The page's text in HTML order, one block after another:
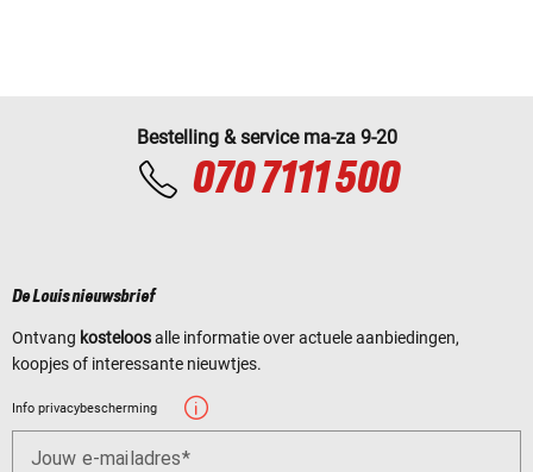
Bestelling & service ma-za 9-20
070 7111 500
De Louis nieuwsbrief
Ontvang kosteloosalle informatie over actuele aanbiedingen,
koopjes of interessante nieuwtjes.
Info privacybescherming
Jouw e-mailadres